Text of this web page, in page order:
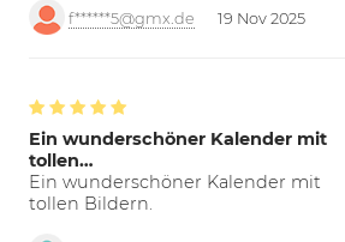
f******5@gmx.de 19 Nov 2025
Ein wunderschöner Kalender mit
tollen…
Ein wunderschöner Kalender mit
tollen Bildern.